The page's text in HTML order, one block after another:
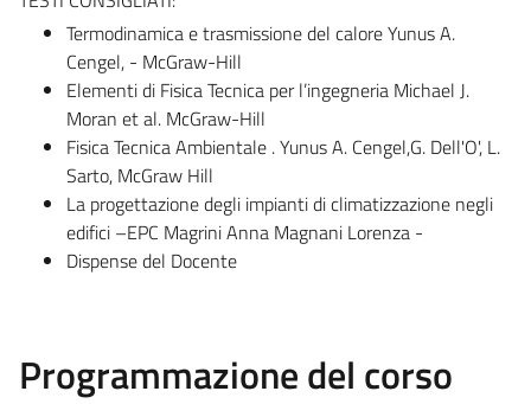
Termodinamica e trasmissione del calore Yunus A.
Cengel, - McGraw-Hill
Elementi di Fisica Tecnica per l’ingegneria Michael J.
Moran et al. McGraw-Hill
Fisica Tecnica Ambientale . Yunus A. Cengel,G. Dell'O', L.
Sarto, McGraw Hill
La progettazione degli impianti di climatizzazione negli
edifici –EPC Magrini Anna Magnani Lorenza -
Dispense del Docente
Programmazione del corso